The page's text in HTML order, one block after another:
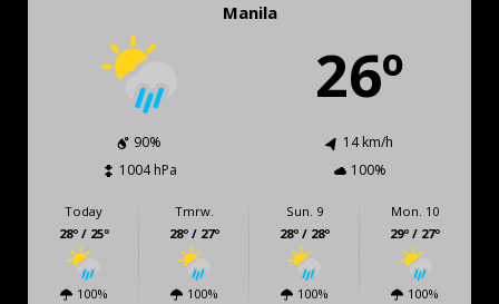
Manila
26º
90%
14 km/h
1004 hPa
100%
Today
28º / 25º
100%
Tmrw.
28º / 27º
100%
Sun. 9
28º / 28º
100%
Mon. 10
29º / 27º
100%